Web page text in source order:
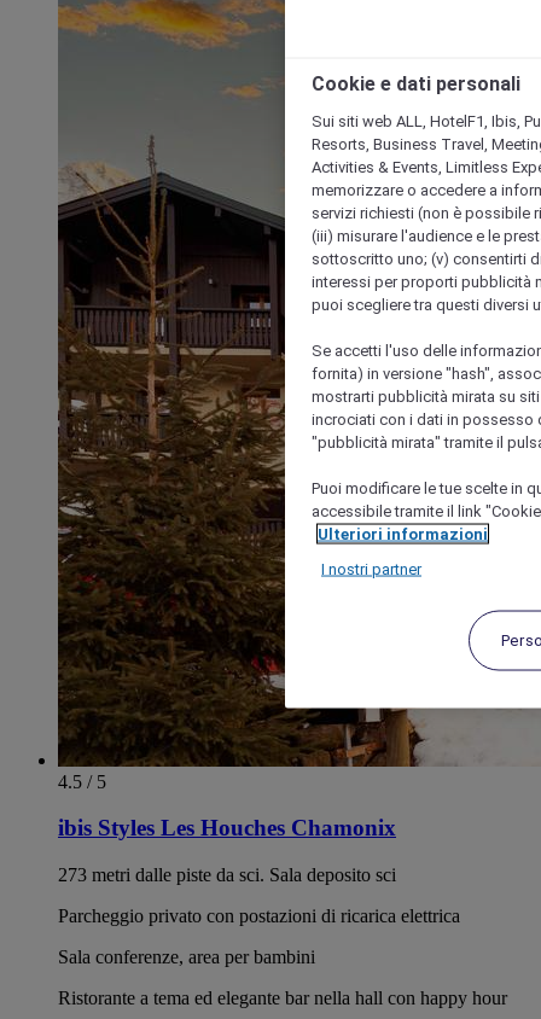
4.5 / 5
ibis Styles Les Houches Chamonix
273 metri dalle piste da sci. Sala deposito sci
Parcheggio privato con postazioni di ricarica elettrica
Sala conferenze, area per bambini
Ristorante a tema ed elegante bar nella hall con happy hour
Cookie e dati personali
Sui siti web ALL, HotelF1, Ibis,
Resorts, Business Travel,
Activities & Events, Limitless
memorizzare o accedere a
servizi richiesti (non è possibile
(iii) misurare l'audience e le
sottoscritto uno; (v) consentirti
interessi per proporti pubblicità
puoi scegliere tra questi diversi
Se accetti l'uso delle
fornita) in versione "hash",
mostrarti pubblicità mirata su
incrociati con i dati in possesso
"pubblicità mirata" tramite il
Puoi modificare le tue scelte in
accessibile tramite il link
Ulteriori informazioni
I nostri partner